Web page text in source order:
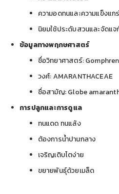
ความอดทนและความแข็งแก
นิยมใช้ประดับสวนและจัดแจ
ข้อมูลทางพฤกษศาสตร์
ชื่อวิทยาศาสตร์:
วงศ์: AMARANTHACEAE
ชื่อสามัญ: Globe
การปลูกและการดูแล
ทนแดด ทนแล้ง
ต้องการน้ำปานกลาง
เจริญเติบโตง่าย
ขยายพันธุ์ด้วยเมล็ด